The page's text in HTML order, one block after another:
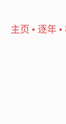
主页 • 逐年•